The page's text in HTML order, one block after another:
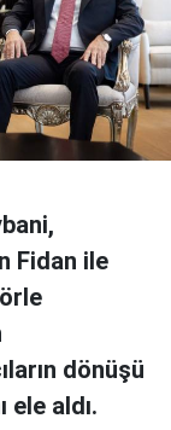
Fidan ile
dönüşü
ele aldı.